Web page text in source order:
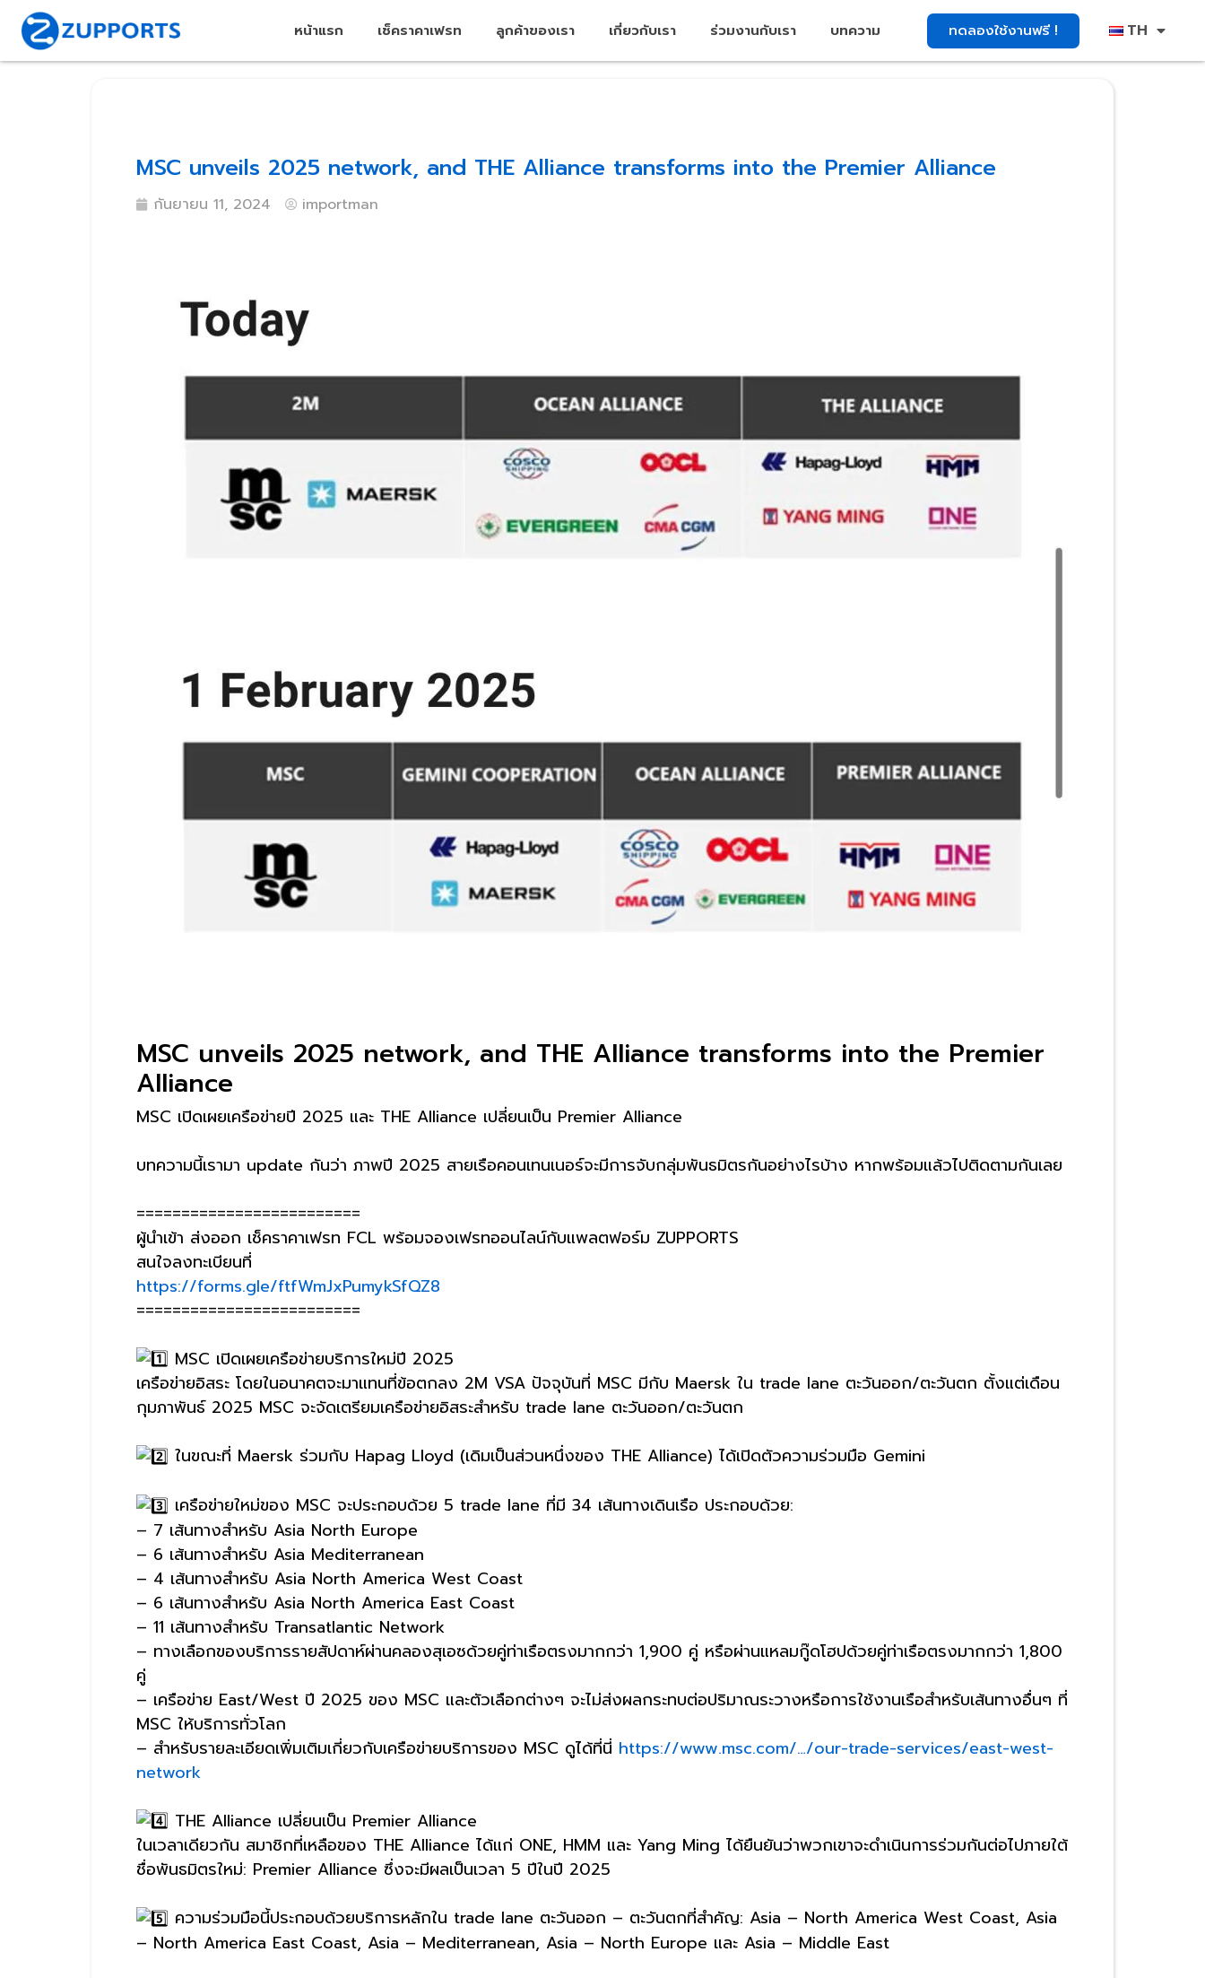
หน้าแรก เช็คราคาเฟรท ลูกค้าของเรา เกี่ยวกับเรา ร่วมงานกับเรา บทความ ทดลองใช้งานฟรี ! TH
MSC unveils 2025 network, and THE Alliance transforms into the Premier Alliance
กันยายน 11, 2024 importman
MSC unveils 2025 network, and THE Alliance transforms into the Premier
Alliance
MSC เปิดเผยเครือข่ายปี 2025 และ THE Alliance เปลี่ยนเป็น Premier Alliance
บทความนี้เรามา update กันว่า ภาพปี 2025 สายเรือคอนเทนเนอร์จะมีการจับกลุ่มพันธมิตรกันอย่างไรบ้าง หากพร้อมแล้วไปติดตามกันเลย
=========================
ผู้นำเข้า ส่งออก เช็คราคาเฟรท FCL พร้อมจองเฟรทออนไลน์กับแพลตฟอร์ม ZUPPORTS
สนใจลงทะเบียนที่
https://forms.gle/ftfWmJxPumykSfQZ8
=========================
MSC เปิดเผยเครือข่ายบริการใหม่ปี 2025
เครือข่ายอิสระ โดยในอนาคตจะมาแทนที่ข้อตกลง 2M VSA ปัจจุบันที่ MSC มีกับ Maersk ใน trade lane ตะวันออก/ตะวันตก ตั้งแต่เดือน
กุมภาพันธ์ 2025 MSC จะจัดเตรียมเครือข่ายอิสระสำหรับ trade lane ตะวันออก/ตะวันตก
ในขณะที่ Maersk ร่วมกับ Hapag Lloyd (เดิมเป็นส่วนหนึ่งของ THE Alliance) ได้เปิดตัวความร่วมมือ Gemini
เครือข่ายใหม่ของ MSC จะประกอบด้วย 5 trade lane ที่มี 34 เส้นทางเดินเรือ ประกอบด้วย:
– 7 เส้นทางสำหรับ Asia North Europe
– 6 เส้นทางสำหรับ Asia Mediterranean
– 4 เส้นทางสำหรับ Asia North America West Coast
– 6 เส้นทางสำหรับ Asia North America East Coast
– 11 เส้นทางสำหรับ Transatlantic Network
– ทางเลือกของบริการรายสัปดาห์ผ่านคลองสุเอซด้วยคู่ท่าเรือตรงมากกว่า 1,900 คู่ หรือผ่านแหลมกู๊ดโฮปด้วยคู่ท่าเรือตรงมากกว่า 1,800
คู่
– เครือข่าย East/West ปี 2025 ของ MSC และตัวเลือกต่างๆ จะไม่ส่งผลกระทบต่อปริมาณระวางหรือการใช้งานเรือสำหรับเส้นทางอื่นๆ ที่
MSC ให้บริการทั่วโลก
– สำหรับรายละเอียดเพิ่มเติมเกี่ยวกับเครือข่ายบริการของ MSC ดูได้ที่นี่ https://www.msc.com/…/our-trade-services/east-west-
network
THE Alliance เปลี่ยนเป็น Premier Alliance
ในเวลาเดียวกัน สมาชิกที่เหลือของ THE Alliance ได้แก่ ONE, HMM และ Yang Ming ได้ยืนยันว่าพวกเขาจะดำเนินการร่วมกันต่อไปภายใต้
ชื่อพันธมิตรใหม่: Premier Alliance ซึ่งจะมีผลเป็นเวลา 5 ปีในปี 2025
ความร่วมมือนี้ประกอบด้วยบริการหลักใน trade lane ตะวันออก – ตะวันตกที่สำคัญ: Asia – North America West Coast, Asia
– North America East Coast, Asia – Mediterranean, Asia – North Europe และ Asia – Middle East